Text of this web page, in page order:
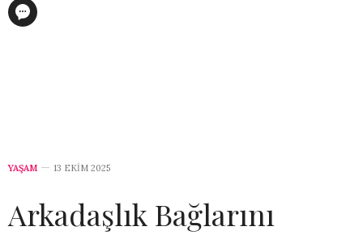
YAŞAM 13 EKIM 2025
Arkadaşlık Bağlarını